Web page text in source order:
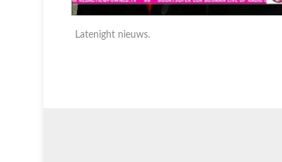
Latenight nieuws.